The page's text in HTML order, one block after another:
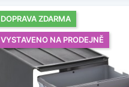
DOPRAVA ZDARMA
VYSTAVENO NA PRODEJNĚ